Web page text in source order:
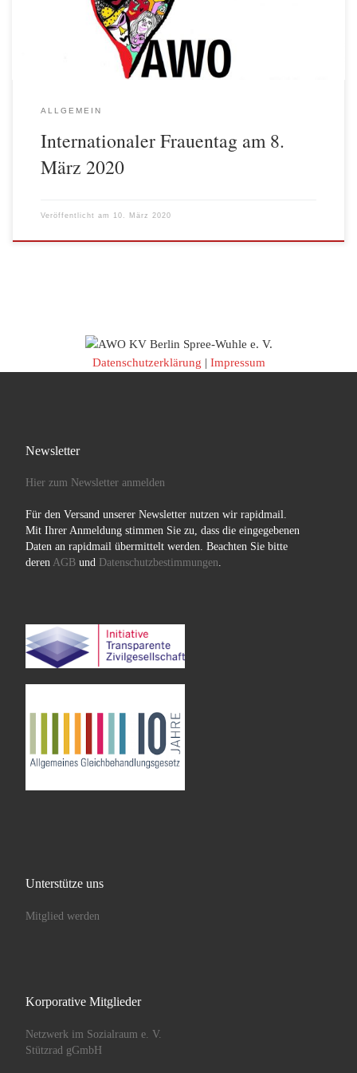
Frauen und Männern. Noch bekommen viele Frauen weniger
ALLGEMEIN
Internationaler Frauentag am 8.
März 2020
Veröffentlicht am 10. März 2020
Datenschutzerklärung | Impressum
Newsletter
Hier zum Newsletter anmelden
Für den Versand unserer Newsletter nutzen wir rapidmail.
Mit Ihrer Anmeldung stimmen Sie zu, dass die eingegebenen
Daten an rapidmail übermittelt werden. Beachten Sie bitte
deren AGBund Datenschutzbestimmungen
Unterstütze uns
Mitglied werden
Korporative Mitglieder
Netzwerk im Sozialraum e. V.
Stützrad gGmbH